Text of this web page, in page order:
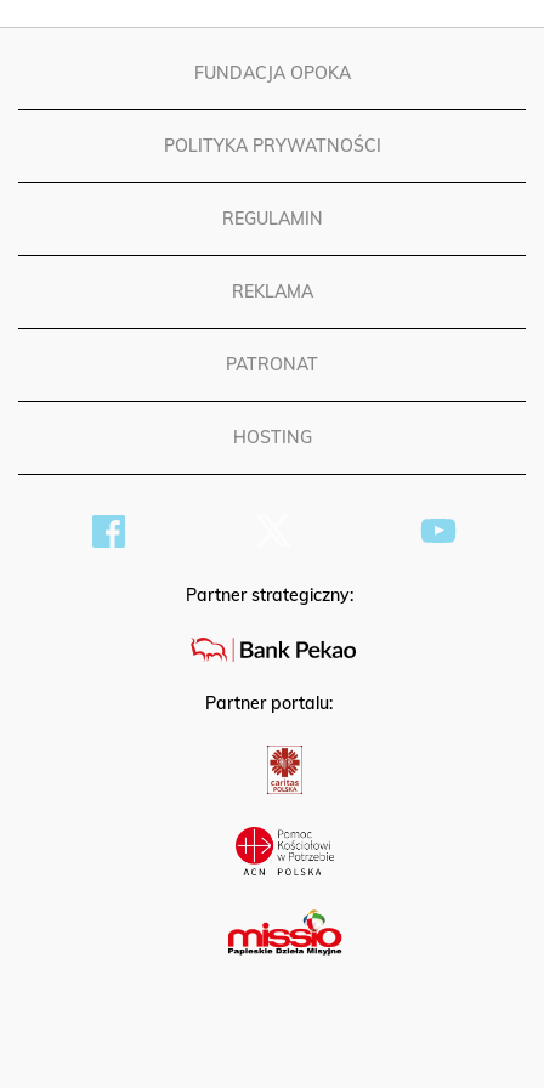
FUNDACJA OPOKA
POLITYKA PRYWATNOŚCI
REGULAMIN
REKLAMA
PATRONAT
HOSTING
Partner strategiczny:
Partner portalu: